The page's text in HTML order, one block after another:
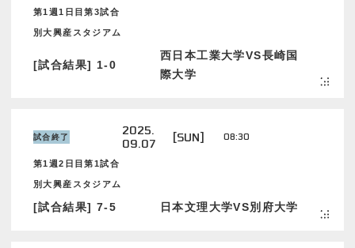
第1週1日目第3試合
別大興産スタジアム
[試合結果] 1-0
西日本工業大学VS長崎国
際大学
試合終了
2025.
09.07
[SUN] 08:30
第1週2日目第1試合
別大興産スタジアム
[試合結果] 7-5 日本文理大学VS別府大学